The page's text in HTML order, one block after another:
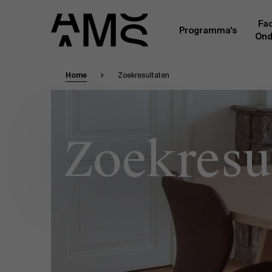
Programma's
Part-time programma's
Programma's op maat
Financiën
Faculty
Een kern van voltijdse academici, in dienst
Universiteit Antwerpen, vormt de
gemeenschap. Aanvullend daarop heeft
andere universiteiten, lokaal en
praktijkervaring in de bedrijfswereld een
Door hun specifieke expertise en hun
volledige, praktijkgericht en wetenschappelijk
managementinzichten. Samen bezorgen zij
leerervaring van topkwaliteit.
Home Zoekresultaten